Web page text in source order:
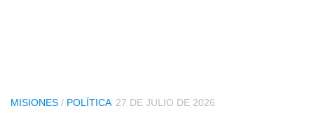
MISIONES / POLÍTICA 27 DE JULIO DE 2026